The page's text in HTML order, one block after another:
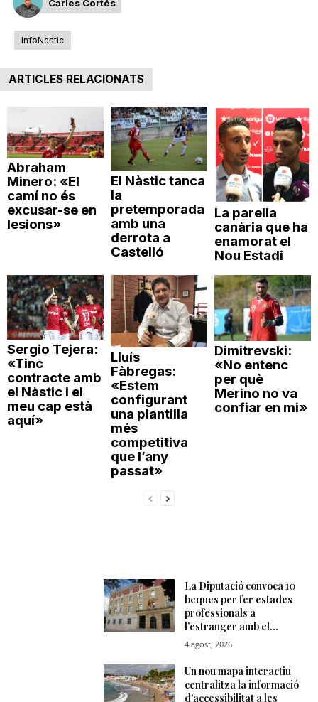
Carles Cortés
InfoNastic
ARTICLES RELACIONATS
Abraham
Minero: «El
camí no és
excusar-se en
lesions»
El Nàstic tanca
la
pretemporada
amb una
derrota a
Castelló
La parella
canària que ha
enamorat el
Nou Estadi
Sergio Tejera:
«Tinc
contracte amb
el Nàstic i el
meu cap està
aquí»
Lluís
Fàbregas:
«Estem
configurant
una plantilla
més
competitiva
que l’any
passat»
Dimitrevski:
«No entenc
per què
Merino no va
confiar en mi»